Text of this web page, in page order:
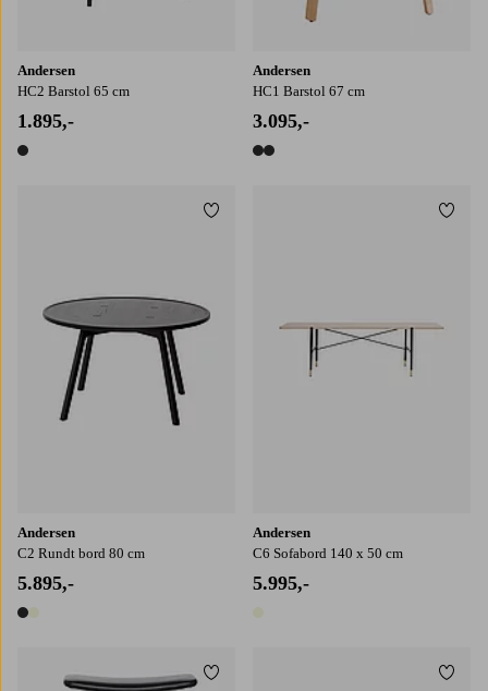
Andersen
HC2 Barstol 65 cm
1.895,-
1 farve
Andersen
HC1 Barstol 67 cm
3.095,-
2 farver
Andersen
C2 Rundt bord 80 cm
5.895,-
2 farver
Tilføj til favoritter
Andersen
C6 Sofabord 140 x 50 cm
5.995,-
Tilføj til favoritter